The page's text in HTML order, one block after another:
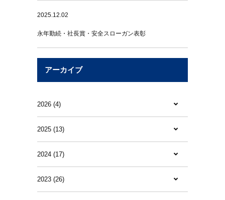
2025.12.02
永年勤続・社長賞・安全スローガン表彰
アーカイブ
2026 (4)
2025 (13)
2024 (17)
2023 (26)